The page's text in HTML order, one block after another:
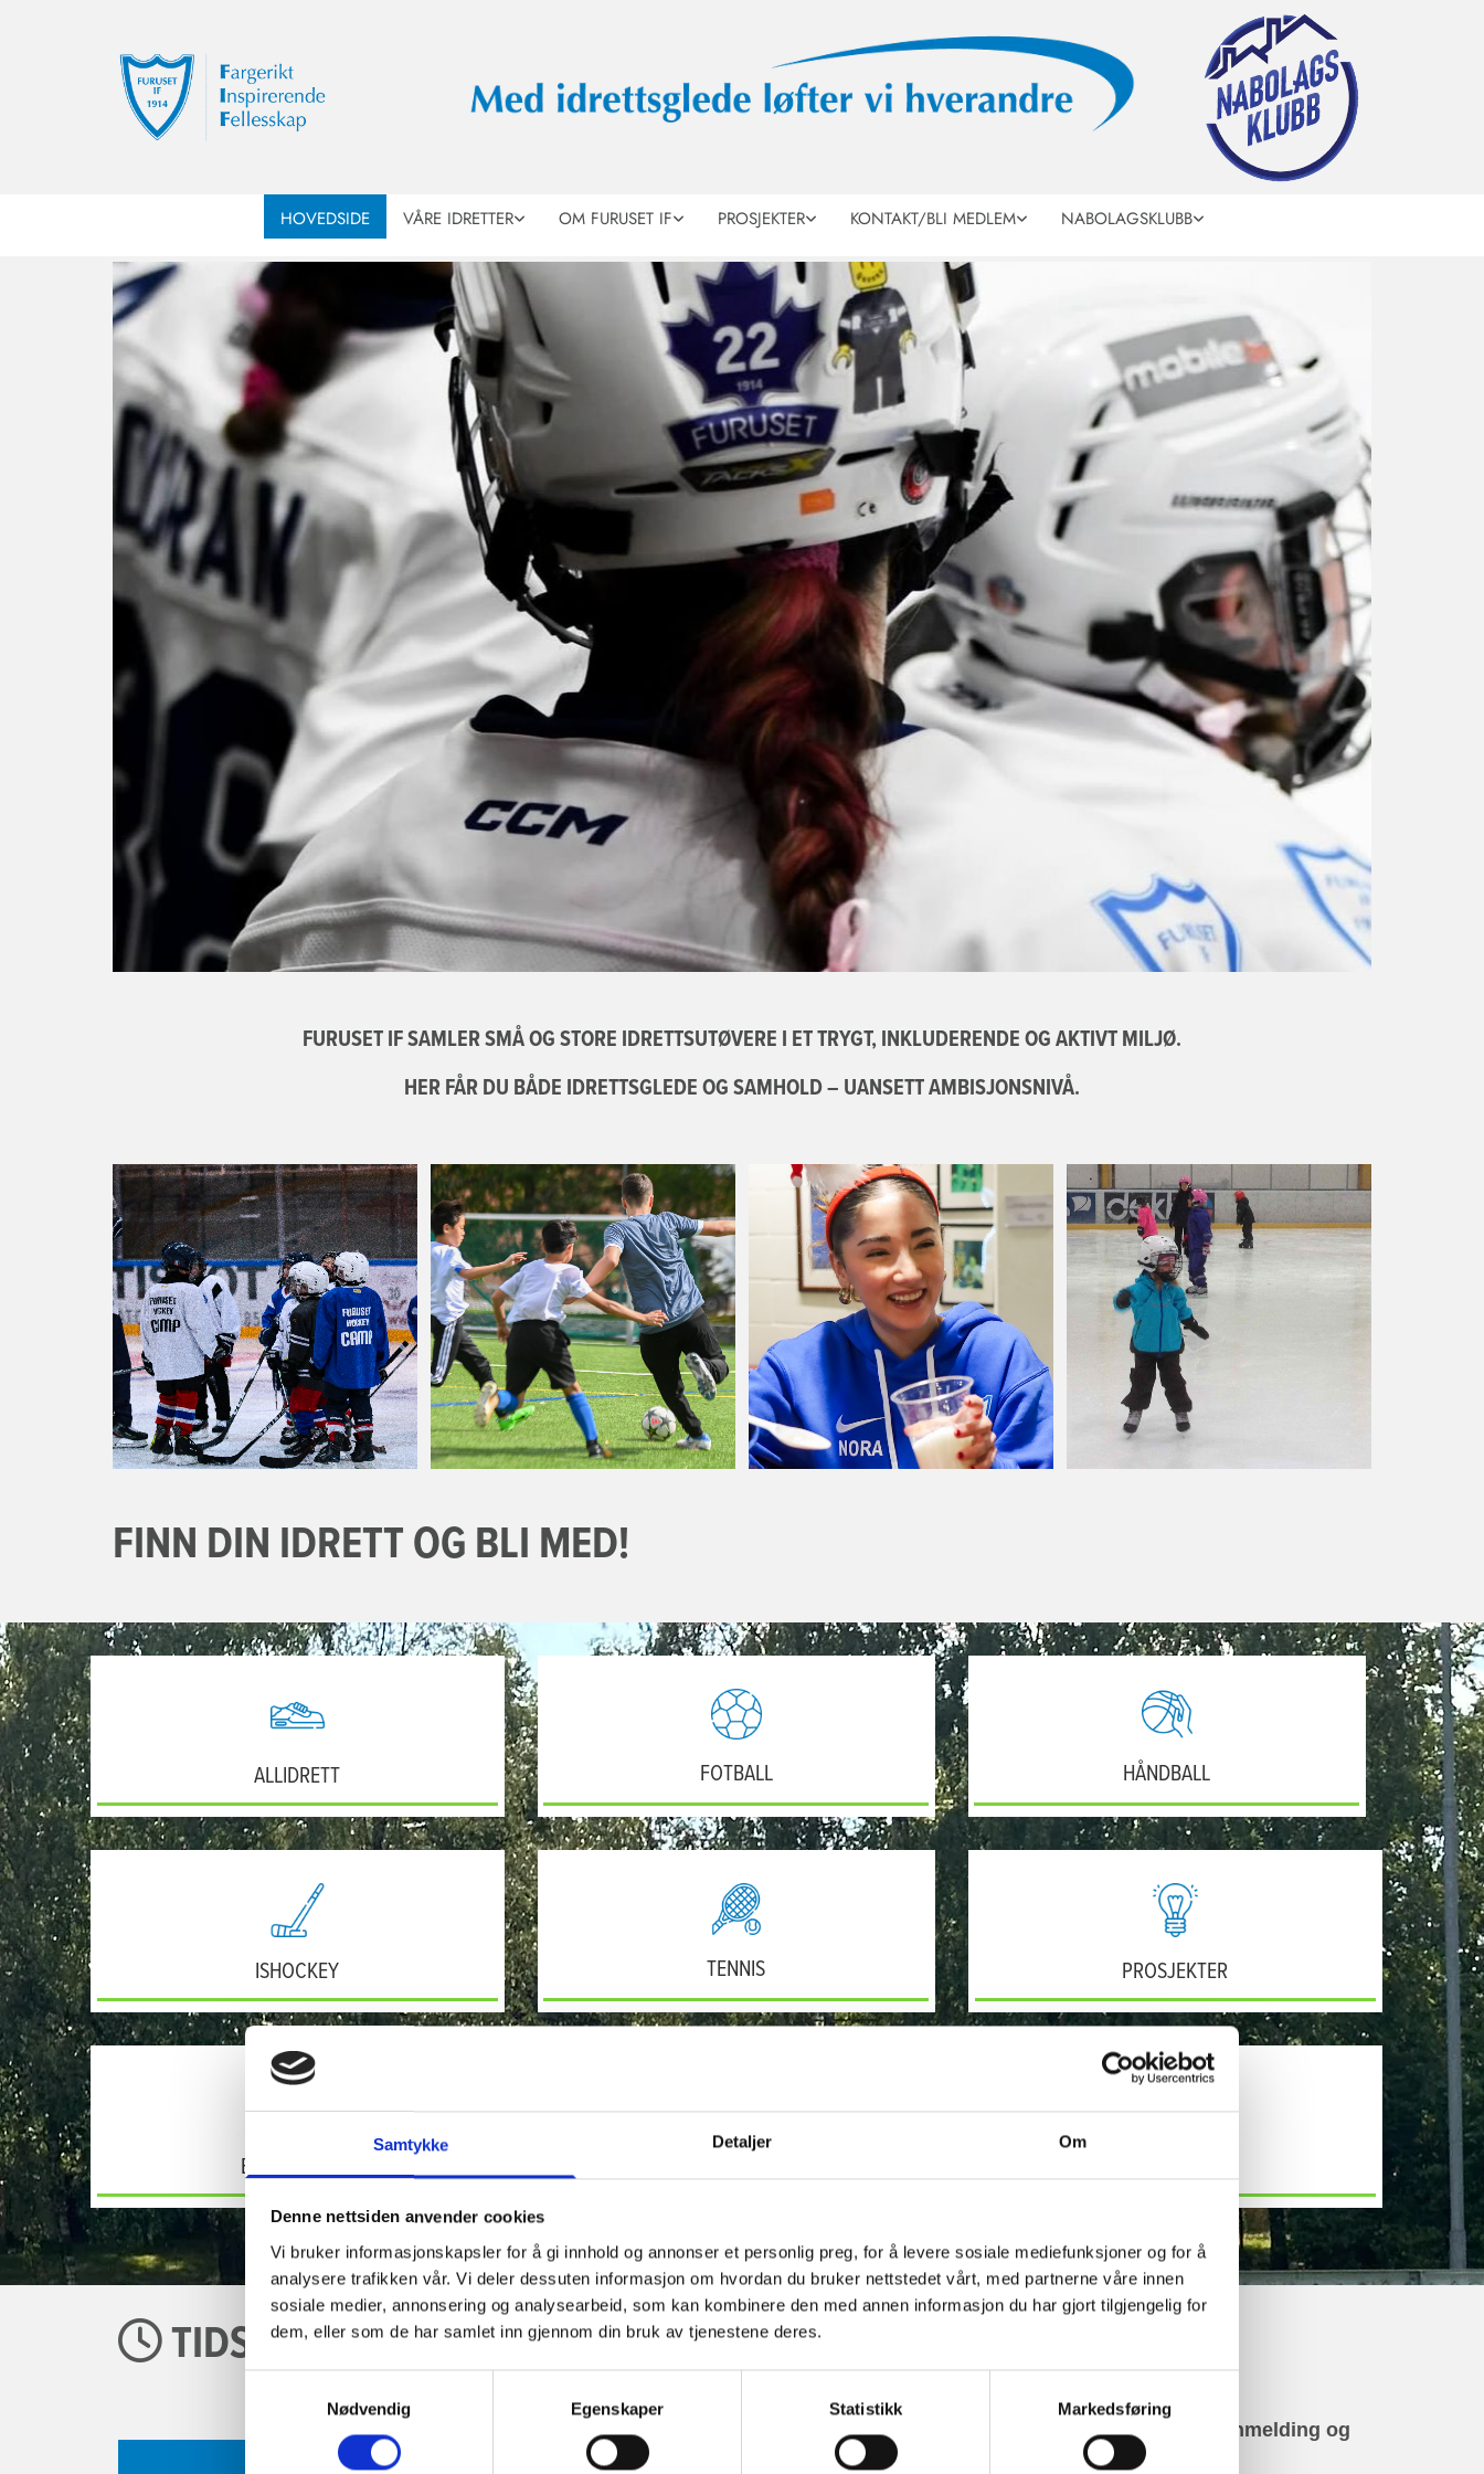
Samtykke Detaljer Om
Denne nettsiden anvender cookies
Vi bruker informasjonskapsler for å gi innhold og annonser et personlig preg, for å levere sosiale mediefunksjoner og for å
analysere trafikken vår. Vi deler dessuten informasjon om hvordan du bruker nettstedet vårt, med partnerne våre innen
sosiale medier, annonsering og analysearbeid, som kan kombinere den med annen informasjon du har gjort tilgjengelig for
dem, eller som de har samlet inn gjennom din bruk av tjenestene deres.
Nødvendig
Egenskaper Statistikk Markedsføring
HOVEDSIDE VÅRE IDRETTER OM FURUSET IF PROSJEKTER KONTAKT/BLI MEDLEM NABOLAGSKLUBB
FURUSET IF SAMLER SMÅ OG STORE IDRETTSUTØVERE I ET TRYGT, INKLUDERENDE OG AKTIVT MILJØ.
HER FÅR DU BÅDE IDRETTSGLEDE OG SAMHOLD – UANSETT AMBISJONSNIVÅ.
FINN DIN IDRETT OG BLI MED!
ALLIDRETT FOTBALL HÅNDBALL
ISHOCKEY TENNIS PROSJEKTER
BUA FURUSET
 TIDSSKJEMA FOR LOKALENE
Vi bruker Spond Club for innmelding og
kommunikasjon.